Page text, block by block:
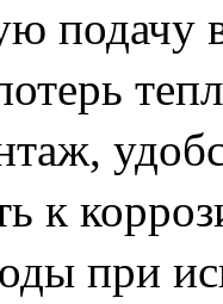
подачу
к
при